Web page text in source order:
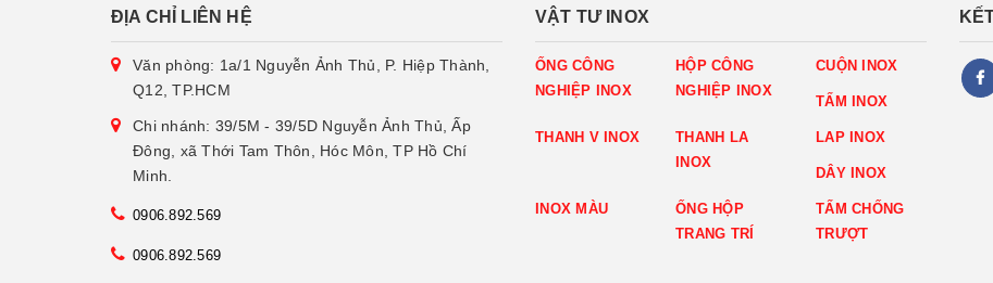
ĐỊA CHỈ LIÊN HỆ
Văn phòng: 1a/1 Nguyễn Ảnh Thủ, P. Hiệp Thành,
Q12, TP.HCM
Chi nhánh: 39/5M - 39/5D Nguyễn Ảnh Thủ, Ấp
Đông, xã Thới Tam Thôn, Hóc Môn, TP Hồ Chí
Minh.
0906.892.569
0906.892.569
VẬT TƯ INOX
ỐNG CÔNG
NGHIỆP INOX
HỘP CÔNG
NGHIỆP INOX
CUỘN INOX
TẤM INOX
THANH V INOX
THANH LA
INOX
LAP INOX
DÂY INOX
INOX MÀU
ỐNG HỘP
TRANG TRÍ
TẤM CHỐNG
TRƯỢT